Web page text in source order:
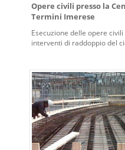
Opere civili presso la
Termini Imerese
Esecuzione delle opere
interventi di raddoppio del